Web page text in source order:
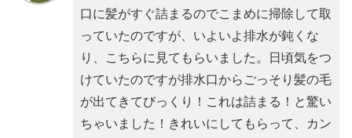
口に髪がすぐ詰まるのでこまめに掃除して取
っていたのですが、いよいよ排水が鈍くな
り、こちらに見てもらいました。日頃気をつ
けていたのですが排水口からごっそり髪の毛
が出てきてびっくり！これは詰まる！と驚い
ちゃいました！きれいにしてもらって、カン